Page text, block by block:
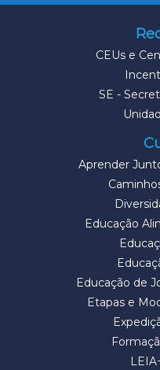
CEUs e
SE -
Aprender
Educação
Educação de
Etapas e